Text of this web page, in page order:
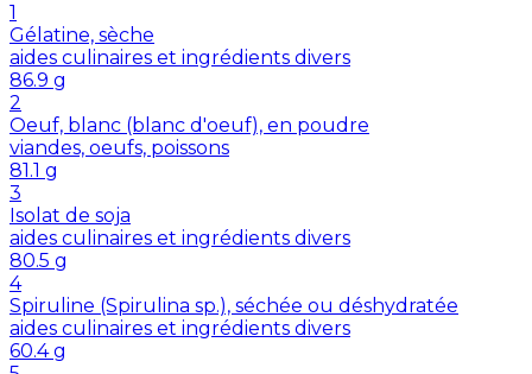
1
Gélatine, sèche
aides culinaires et ingrédients divers
86.9 g
2
Oeuf, blanc (blanc d'oeuf), en poudre
viandes, oeufs, poissons
81.1 g
3
Isolat de soja
aides culinaires et ingrédients divers
80.5 g
4
Spiruline (Spirulina sp.), séchée ou déshydratée
aides culinaires et ingrédients divers
60.4 g